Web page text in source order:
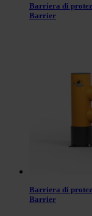
Barriera di
Barrier
Barriera di
Barrier